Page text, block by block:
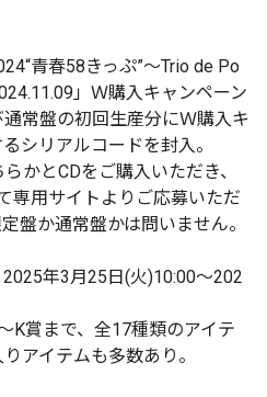
青春58きっぷ”〜Trio de Po
」Ｗ購入キャンペーン
常盤の初回生産分にＷ購入キ
シリアルコードを封入。
かとCDをご購入いただき、
専用サイトよりご応募いただ
盤か通常盤かは問いません。
年3月25日(火)10:00～202
K賞まで、全17種類のアイテ
アイテムも多数あり。